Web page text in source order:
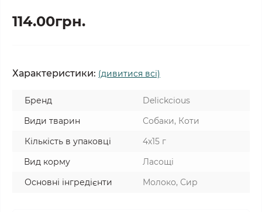
114.00грн.
Характеристики: (дивитися всі)
Бренд
Delickcious
Види тварин
Собаки, Коти
Кількість в упаковці
4х15 г
Вид корму
Ласощі
Основні інгредієнти
Молоко, Сир